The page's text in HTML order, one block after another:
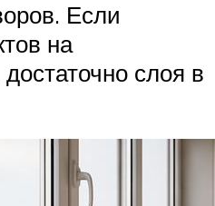
Если
на
слоя в